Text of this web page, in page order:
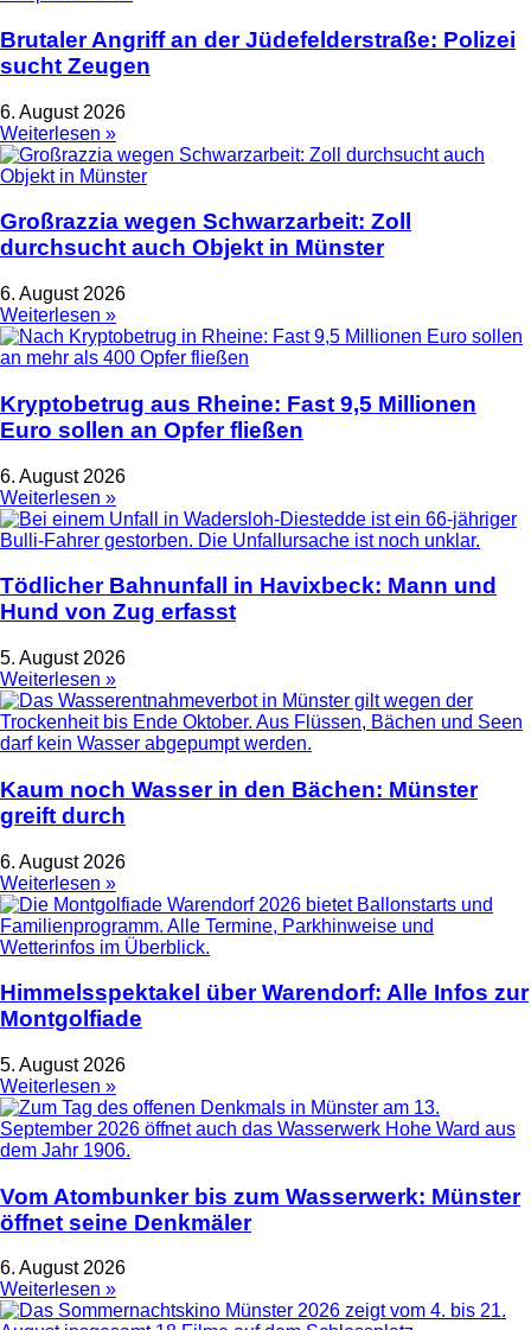
Brutaler Angriff an der Jüdefelderstraße: Polizei
sucht Zeugen
6. August 2026
Weiterlesen »
Großrazzia wegen Schwarzarbeit: Zoll
durchsucht auch Objekt in Münster
6. August 2026
Weiterlesen »
Kryptobetrug aus Rheine: Fast 9,5 Millionen
Euro sollen an Opfer fließen
6. August 2026
Weiterlesen »
Tödlicher Bahnunfall in Havixbeck: Mann und
Hund von Zug erfasst
5. August 2026
Weiterlesen »
Kaum noch Wasser in den Bächen: Münster
greift durch
6. August 2026
Weiterlesen »
Himmelsspektakel über Warendorf: Alle Infos zur
Montgolfiade
5. August 2026
Weiterlesen »
Vom Atombunker bis zum Wasserwerk: Münster
öffnet seine Denkmäler
6. August 2026
Weiterlesen »